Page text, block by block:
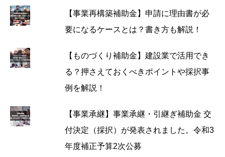
【事業再構築補助金】申請に理由書が必
要になるケースとは？書き方も解説！
【ものづくり補助金】建設業で活用でき
る？押さえておくべきポイントや採択事
例を解説！
【事業承継】事業承継・引継ぎ補助金 交
付決定（採択）が発表されました。令和3
年度補正予算2次公募